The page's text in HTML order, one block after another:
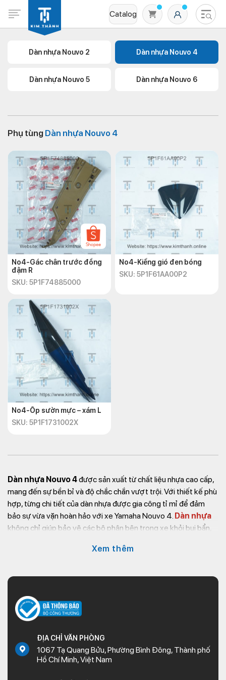
Catalog
Không có sản phẩm nào trong giỏ hàng
Dàn nhựa Nouvo 2 Dàn nhựa Nouvo 4
Dàn nhựa Nouvo 5 Dàn nhựa Nouvo 6
Phụ tùng Dàn nhựa Nouvo 4
No4-Gác chân trước đồng
đậm R
SKU: 5P1F74885000
No4-Kiếng gió đen bóng
SKU: 5P1F61AA00P2
No4-Ốp sườn mực – xám L
SKU: 5P1F1731002X
Dàn nhựa Nouvo 4được sản xuất từ chất liệu nhựa cao cấp,
mang đến sự bền bỉ và độ chắc chắn vượt trội. Với thiết kế phù
hợp, từng chi tiết của dàn nhựa được gia công tỉ mỉ để đảm
bảo sự vừa vặn hoàn hảo với xe Yamaha Nouvo 4. Dàn nhựa
không chỉ giúp bảo vệ các bộ phận bên trong xe khỏi bụi bẩn,
khi gặp điều kiện thời tiết khắc nghiệt như nắng gắt hay mưa
bền màu theo thời gian, giữ cho chiếc xe luôn như mới mà
Không chỉ có chức năng bảo vệ, dàn nhựa Nouvo 4 còn mang
lại vẻ ngoài bắt mắt và phong cách cho chiếc xe của bạn. Với
màu sắc sống động, tươi sáng và thiết kế hiện đại,
xe Nouvo 4 này giúp nâng cao tính thẩm mỹ, khiến xe trở nên
nổi bật hơn. Việc lắp đặt rất dễ dàng và không tốn nhiều thời
Xem thêm
ĐỊA CHỈ VĂN PHÒNG
1067 Tạ Quang Bửu, Phường Bình Đông, Thành phố
Hồ Chí Minh, Việt Nam